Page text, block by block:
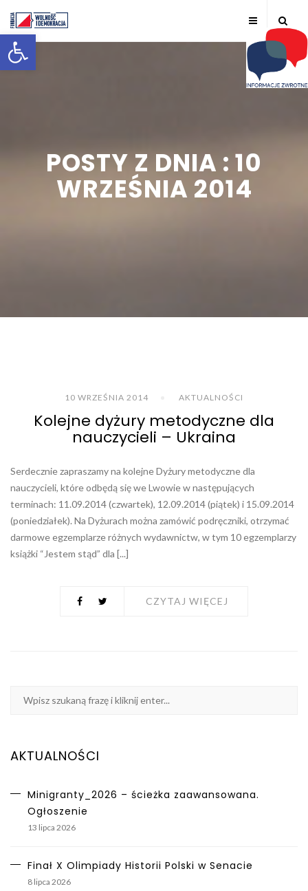
Otwórz pasek narzędzi
POSTY Z DNIA : 10
WRZEŚNIA 2014
10 WRZEŚNIA 2014 AKTUALNOŚCI
Kolejne dyżury metodyczne dla
nauczycieli – Ukraina
Serdecznie zapraszamy na kolejne Dyżury metodyczne dla
nauczycieli, które odbędą się we Lwowie w następujących
terminach: 11.09.2014 (czwartek), 12.09.2014 (piątek) i 15.09.2014
(poniedziałek). Na Dyżurach można zamówić podręczniki, otrzymać
darmowe egzemplarze różnych wydawnictw, w tym 10 egzemplarzy
książki “Jestem stąd” dla [...]
CZYTAJ WIĘCEJ
AKTUALNOŚCI
Minigranty_2026 – ścieżka zaawansowana.
Ogłoszenie
13 lipca 2026
Finał X Olimpiady Historii Polski w Senacie
8 lipca 2026